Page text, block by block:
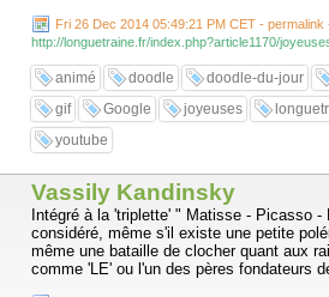
Fri 26 Dec 2014 05:49:21 PM CET - permalink
http://longuetraine.fr/index.php?article1170/
animé doodle doodle-du-jour
gif
Google joyeuses
youtube
Vassily Kandinsky
Intégré à la 'triplette' " Matisse - Picasso
considéré, même s'il existe une petite
même une bataille de clocher quant aux
comme 'LE' ou l'un des pères fondateurs